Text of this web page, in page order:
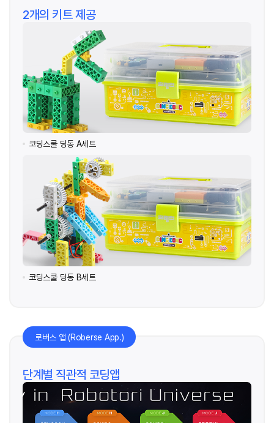
2개의 키트 제공
코딩스쿨 딩동 A세트
코딩스쿨 딩동 B세트
로버스 앱 (Roberse App.)
단계별 직관적 코딩앱